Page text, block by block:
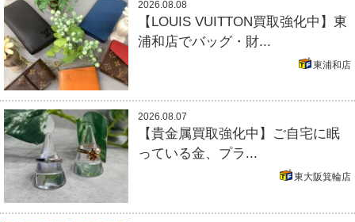
2026.08.08
【LOUIS VUITTON買取強化中】東
浦和店でバッグ・財...
東浦和店
2026.08.07
【貴金属買取強化中】ご自宅に眠
っている金、プラ...
東大阪箕輪店